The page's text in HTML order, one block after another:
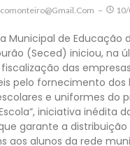
Municipal de Educação
(Seced) iniciou, na
das empresas
pelo fornecimento dos
e uniformes do
iniciativa inédita
garante a
aos alunos da rede